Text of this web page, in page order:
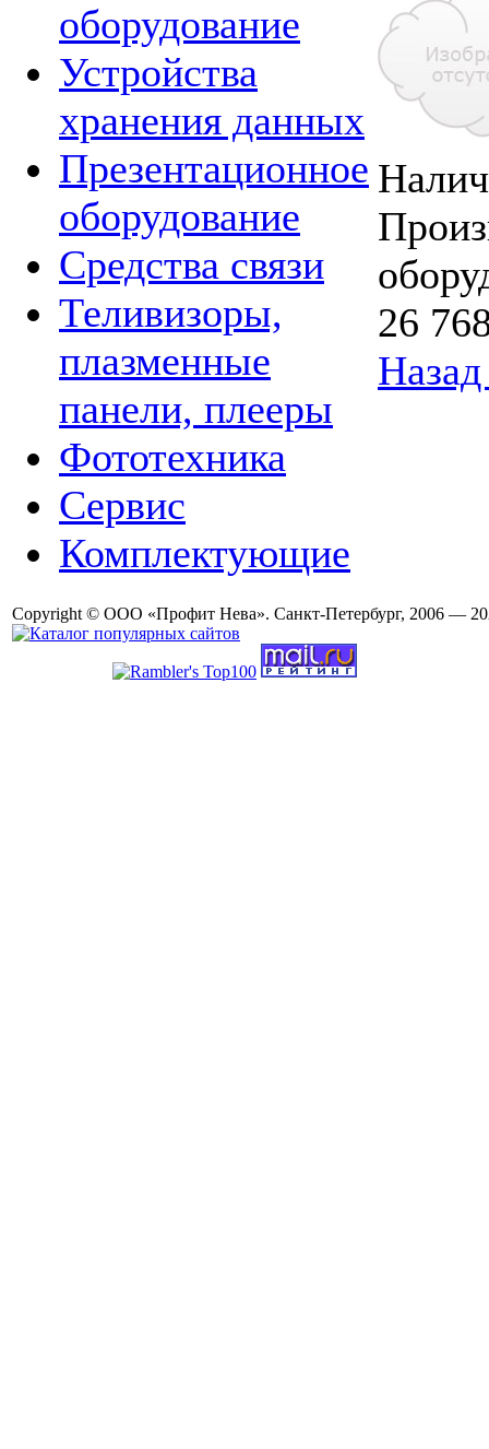
оборудование
Устройства
хранения данных
Презентационное
оборудование
Средства связи
Теливизоры,
плазменные
панели, плееры
Фототехника
Сервис
Комплектующие
26
Назад
Copyright © ООО «Профит Нева». Санкт-Петербург, 2006 —